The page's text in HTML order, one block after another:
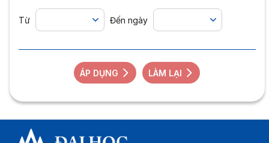
Từ Đến ngày
ÁP DỤNG LÀM LẠI